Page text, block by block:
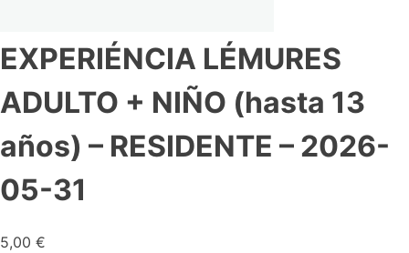
EXPERIÉNCIA LÉMURES
ADULTO + NIÑO (hasta 13
años) – RESIDENTE – 2026-
05-31
5,00 €